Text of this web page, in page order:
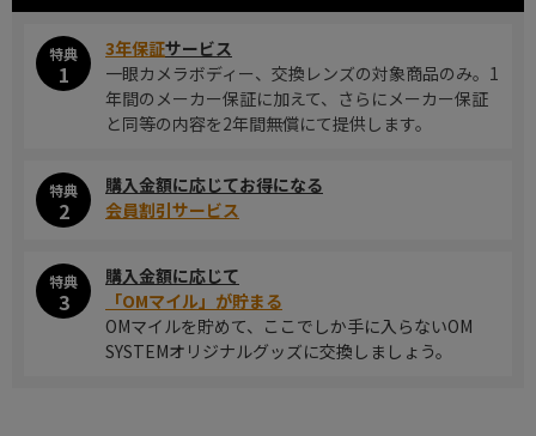
特典
1
3年保証サービス
一眼カメラボディー、交換レンズの対象商品のみ。1
年間のメーカー保証に加えて、さらにメーカー保証
と同等の内容を2年間無償にて提供します。
特典
2
購入金額に応じてお得になる
会員割引サービス
特典
3
購入金額に応じて
「OMマイル」が貯まる
OMマイルを貯めて、ここでしか手に入らないOM
SYSTEMオリジナルグッズに交換しましょう。